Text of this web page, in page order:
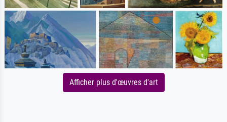
Afficher plus d'œuvres d'art